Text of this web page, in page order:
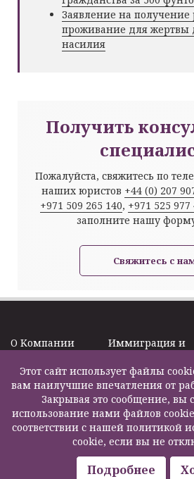
Заявление на
проживание для жертвы
насилия
Получить
Пожалуйста, свяжитесь по
наших юристов +44 (0) 207
+971 509 265 140, +971 525 977
заполните нашу
Свяжитесь с
O Kомпании
Подписка на
новости
Задать вопрос
Карта сайта
Контакты
Иммиграция и
Налоги и
Бизнес услуги
Недвижимость
Образование
Страхование
жизни
Другие услуги
Этот сайт использует файлы
вам наилучшие впечатления от
Закрывая это сообщение, вы
использование нами файлов
соответствии с нашей политикой
cookie, если вы не
Подробнее